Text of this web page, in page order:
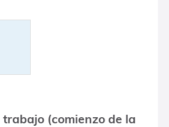
(comienzo de la